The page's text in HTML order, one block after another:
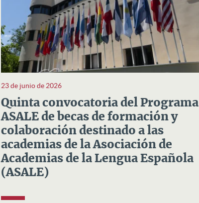
23 de junio de 2026
Quinta convocatoria del Programa
ASALE de becas de formación y
colaboración destinado a las
academias de la Asociación de
Academias de la Lengua Española
(ASALE)